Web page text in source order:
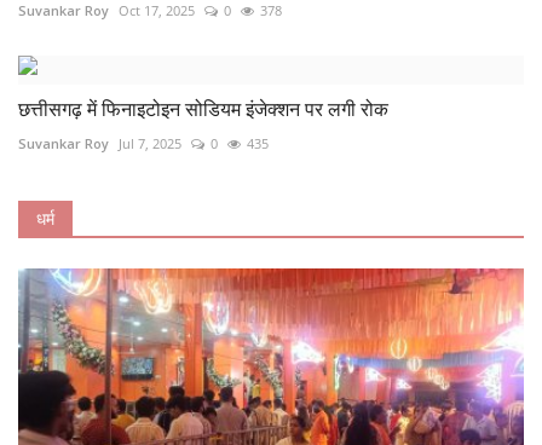
Suvankar Roy Oct 17, 2025 0 378
छत्तीसगढ़ में फिनाइटोइन सोडियम इंजेक्शन पर लगी रोक
Suvankar Roy Jul 7, 2025 0 435
धर्म